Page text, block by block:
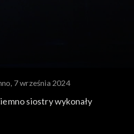
7 września 2024
siostry wykonały
wykonaniu tej